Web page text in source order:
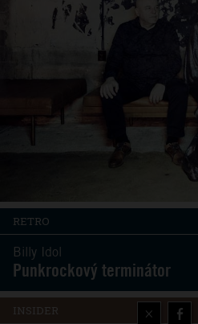
×
RETRO
Billy Idol
Punkrockový terminátor
INSIDER